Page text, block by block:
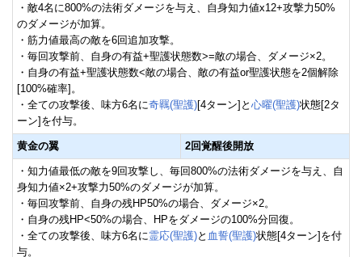
・敵4名に800%の法術ダメージを与え、自身知力値x12+攻撃力50%
のダメージが加算。
・筋力値最高の敵を6回追加攻撃。
・毎回攻撃前、自身の有益+聖護状態数>=敵の場合、ダメージ×2。
・自身の有益+聖護状態数<敵の場合、敵の有益or聖護状態を2個解除
[100%確率]。
・全ての攻撃後、味方6名に奇羈(聖護)[4ターン]と 心曜(聖護)状態[2タ
ーン]を付与。
黄金の翼 2回覚醒後開放
・知力値最低の敵を9回攻撃し、毎回800%の法術ダメージを与え、自
身知力値×2+攻撃力50%のダメージが加算。
・毎回攻撃前、自身の残HP50%の場合、ダメージ×2。
・自身の残HP<50%の場合、HPをダメージの100%分回復。
・全ての攻撃後、味方6名に霊応(聖護)と 血誓(聖護)状態[4ターン]を付
与。